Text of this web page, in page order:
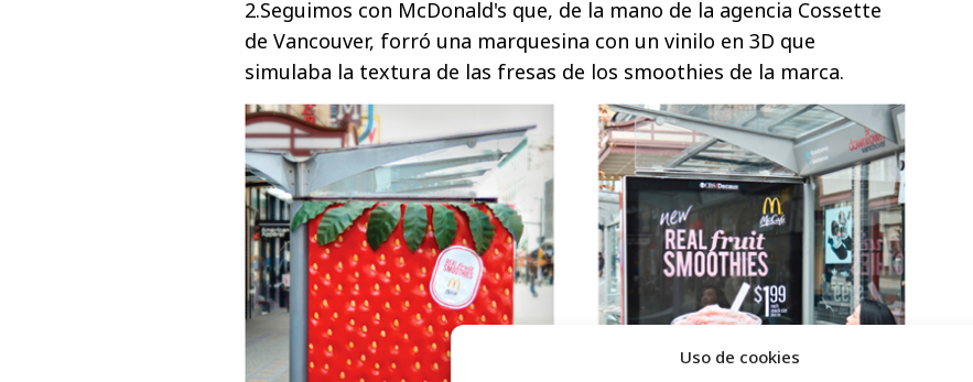
Uso de cookies
2.Seguimos con McDonald's que, de la mano de la agencia Cossette
de Vancouver, forró una marquesina con un vinilo en 3D que
simulaba la textura de las fresas de los smoothies de la marca.